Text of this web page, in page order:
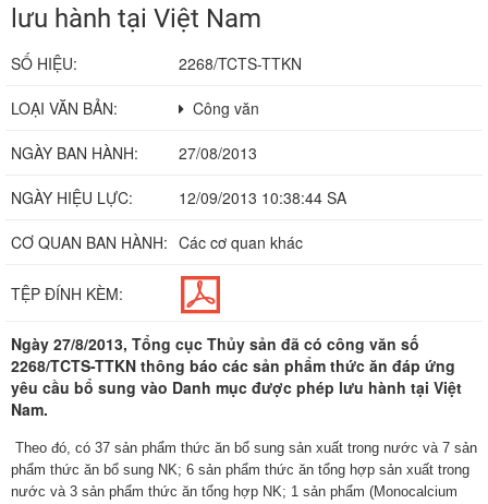
lưu hành tại Việt Nam
SỐ HIỆU: 2268/TCTS-TTKN
LOẠI VĂN BẢN: Công văn
NGÀY BAN HÀNH: 27/08/2013
NGÀY HIỆU LỰC: 12/09/2013 10:38:44 SA
CƠ QUAN BAN HÀNH: Các cơ quan khác
TỆP ĐÍNH KÈM:
Ngày 27/8/2013, Tổng cục Thủy sản đã có công văn số
2268/TCTS-TTKN thông báo các sản phẩm thức ăn đáp ứng
yêu cầu bổ sung vào Danh mục được phép lưu hành tại Việt
Nam.
Theo đó, có 37 sản phẩm thức ăn bổ sung sản xuất trong nước và 7 sản
phẩm thức ăn bổ sung NK; 6 sản phẩm thức ăn tổng hợp sản xuất trong
nước và 3 sản phẩm thức ăn tổng hợp NK; 1 sản phẩm (Monocalcium